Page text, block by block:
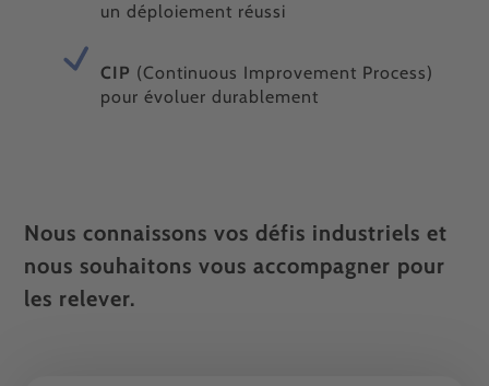
un déploiement réussi
CIP (Continuous Improvement Process)
pour évoluer durablement
Nous connaissons vos défis industriels et
nous souhaitons vous accompagner pour
les relever.